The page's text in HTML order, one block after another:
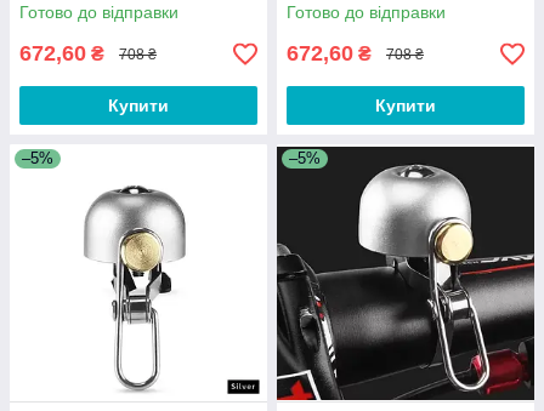
Чорний
Готово до відправки
672,60 ₴ 708 ₴
Купити
Золотистий
Готово до відправки
672,60 ₴ 708 ₴
Купити
–5% –5%